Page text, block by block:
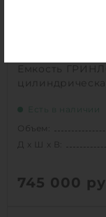
Емкость
Есть в наличии
Объем:
Д х Ш х В:
745 000